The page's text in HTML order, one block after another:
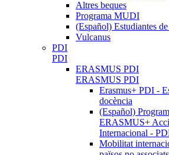
Altres beques
Programa MUDI
(Español) Estudiantes
Vulcanus
PDI
PDI
ERASMUS PDI
ERASMUS PDI
Erasmus+ PDI -
docència
(Español)
ERASMUS+
Internacional -
Mobilitat